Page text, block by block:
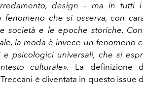
design – ma in tutti i
fenomeno che si osserva, con
società e le epoche storiche.
la modaè invece un fenomeno
e psicologici universali, che si
culturale». La definizione
Treccani è diventata in questo issue